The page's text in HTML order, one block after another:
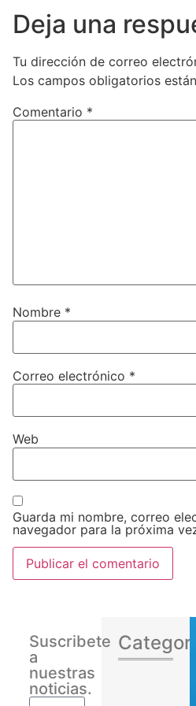
Deja una
Tu dirección de correo
Los campos obligatorios
Comentario *
Nombre *
Correo electrónico *
Web
Guarda mi nombre, correo
navegador para la próxima
Suscribete
a
nuestras
noticias.